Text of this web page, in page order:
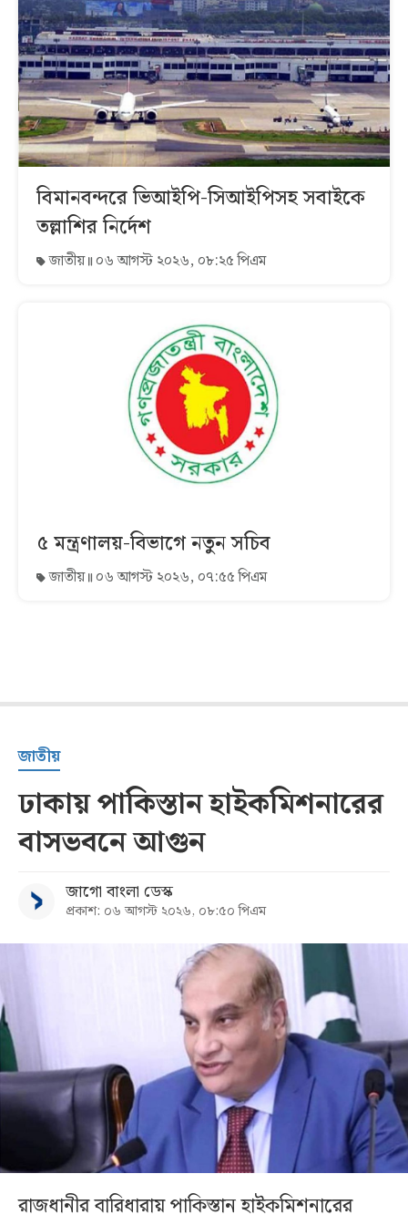
বিমানবন্দরে ভিআইপি-সিআইপিসহ সবাইকে
তল্লাশির নির্দেশ
জাতীয় ০৬ আগস্ট ২০২৬, ০৮:২৫ পিএম
৫ মন্ত্রণালয়-বিভাগে নতুন সচিব
জাতীয় ০৬ আগস্ট ২০২৬, ০৭:৫৫ পিএম
জাতীয়
ঢাকায় পাকিস্তান হাইকমিশনারের
বাসভবনে আগুন
জাগো বাংলা ডেস্ক
প্রকাশ: ০৬ আগস্ট ২০২৬, ০৮:৫০ পিএম
রাজধানীর বারিধারায় পাকিস্তান হাইকমিশনারের